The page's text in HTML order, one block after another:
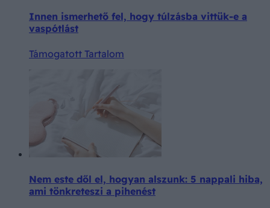
Innen ismerhető fel, hogy túlzásba vittük-e a
vaspótlást
Támogatott Tartalom
Nem este dől el, hogyan alszunk: 5 nappali hiba,
ami tönkreteszi a pihenést